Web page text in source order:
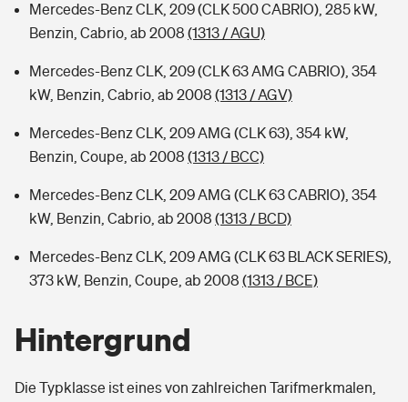
Mercedes-Benz CLK, 209 (CLK 500 CABRIO), 285 kW,
Benzin, Cabrio, ab 2008 (1313 / AGU)
Mercedes-Benz CLK, 209 (CLK 63 AMG CABRIO), 354
kW, Benzin, Cabrio, ab 2008 (1313 / AGV)
Mercedes-Benz CLK, 209 AMG (CLK 63), 354 kW,
Benzin, Coupe, ab 2008 (1313 / BCC)
Mercedes-Benz CLK, 209 AMG (CLK 63 CABRIO), 354
kW, Benzin, Cabrio, ab 2008 (1313 / BCD)
Mercedes-Benz CLK, 209 AMG (CLK 63 BLACK SERIES),
373 kW, Benzin, Coupe, ab 2008 (1313 / BCE)
Hintergrund
Die Typklasse ist eines von zahlreichen Tarifmerkmalen,